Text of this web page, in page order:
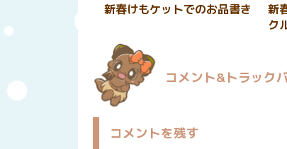
新春けもケットでのお品書き
新
ク
コメント&トラック
コメントを残す